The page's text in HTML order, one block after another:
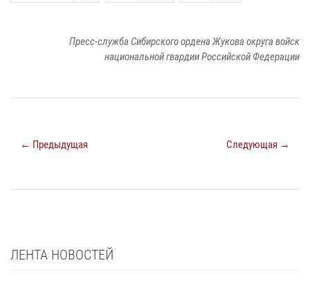
Пресс-служба Сибирского ордена Жукова округа войск
национальной гвардии Российской Федерации
← Предыдущая Следующая →
ЛЕНТА НОВОСТЕЙ